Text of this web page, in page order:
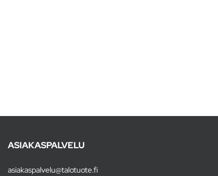
ASIAKASPALVELU
asiakaspalvelu@talotuote.fi